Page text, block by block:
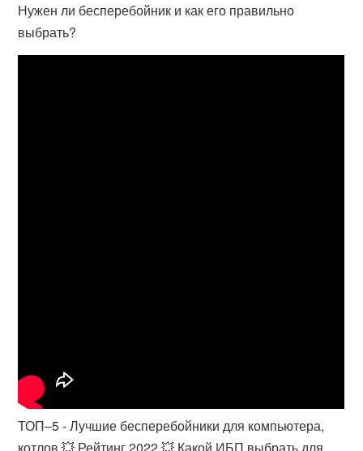
Нужен ли бесперебойник и как его правильно
выбрать?
ТОП–5 - Лучшие бесперебойники для компьютера,